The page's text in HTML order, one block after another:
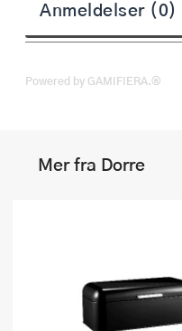
Anmeldelser (0)
Powered by GAMIFIERA.®
Mer fra Dorre